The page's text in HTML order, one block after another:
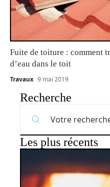
Fuite de toiture : comment
d’eau dans le toit
Travaux 9 mai 2019
Recherche
Les plus récents